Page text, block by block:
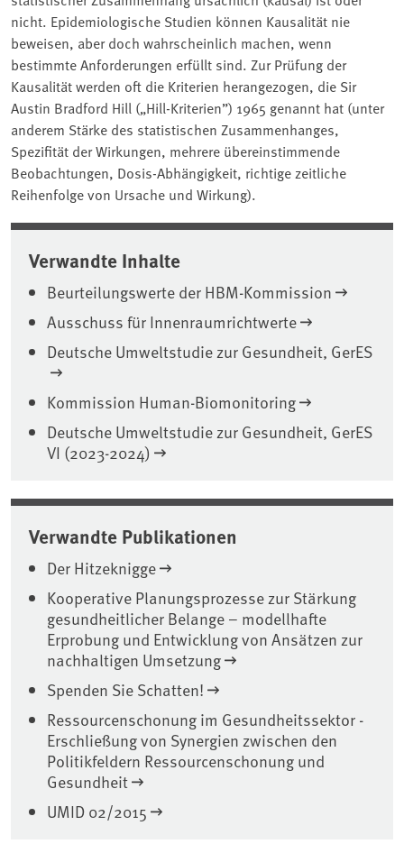
nicht. Epidemiologische Studien können Kausalität nie
beweisen, aber doch wahrscheinlich machen, wenn
bestimmte Anforderungen erfüllt sind. Zur Prüfung der
Kausalität werden oft die Kriterien herangezogen, die Sir
Austin Bradford Hill („Hill-Kriterien”) 1965 genannt hat (unter
anderem Stärke des statistischen Zusammenhanges,
Spezifität der Wirkungen, mehrere übereinstimmende
Beobachtungen, Dosis-Abhängigkeit, richtige zeitliche
Reihenfolge von Ursache und Wirkung).
Verwandte Inhalte
Beurteilungswerte der HBM-Kommission
Ausschuss für Innenraumrichtwerte
Deutsche Umweltstudie zur Gesundheit, GerES
Kommission Human-Biomonitoring
Deutsche Umweltstudie zur Gesundheit, GerES
VI (2023-2024)
Verwandte Publikationen
Der Hitzeknigge
Kooperative Planungsprozesse zur Stärkung
gesundheitlicher Belange – modellhafte
Erprobung und Entwicklung von Ansätzen zur
nachhaltigen Umsetzung
Spenden Sie Schatten!
Ressourcenschonung im Gesundheitssektor -
Erschließung von Synergien zwischen den
Politikfeldern Ressourcenschonung und
Gesundheit
UMID 02/2015